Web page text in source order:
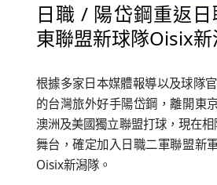
日職 / 陽岱鋼重返
東聯盟新球隊Oisix
根據多家日本媒體報導以及球隊
的台灣旅外好手陽岱鋼，離開東
澳洲及美國獨立聯盟打球，現在
舞台，確定加入日職二軍聯盟新
Oisix新潟隊。